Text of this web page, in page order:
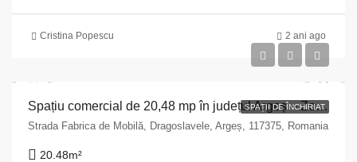
Cristina Popescu 2 ani ago
SPAȚII DE ÎNCHIRIAT
Spațiu comercial de 20,48 mp în județul Argeș – Zonă pitorească
Strada Fabrica de Mobilă, Dragoslavele, Argeș, 117375, Romania
20.48m²